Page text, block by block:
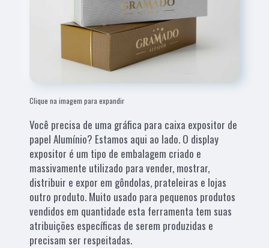
Clique na imagem para expandir
Você precisa de uma gráfica para caixa expositor de
papel Alumínio? Estamos aqui ao lado. O display
expositor é um tipo de embalagem criado e
massivamente utilizado para vender, mostrar,
distribuir e expor em gôndolas, prateleiras e lojas
outro produto. Muito usado para pequenos produtos
vendidos em quantidade esta ferramenta tem suas
atribuições específicas de serem produzidas e
precisam ser respeitadas.